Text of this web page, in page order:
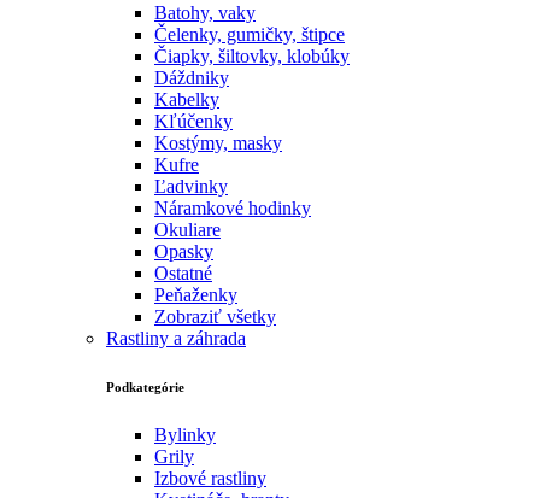
Batohy, vaky
Čelenky, gumičky, štipce
Čiapky, šiltovky, klobúky
Dáždniky
Kabelky
Kľúčenky
Kostýmy, masky
Kufre
Ľadvinky
Náramkové hodinky
Okuliare
Opasky
Ostatné
Peňaženky
Zobraziť všetky
Rastliny a záhrada
Podkategórie
Bylinky
Grily
Izbové rastliny